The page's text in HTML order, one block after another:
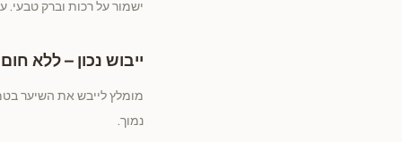
ישמור על רכות וברק
ייבוש נכון – ללא
מומלץ לייבש את השיער
נמוך.